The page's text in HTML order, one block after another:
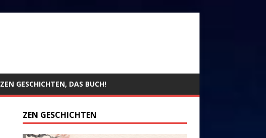
ZEN GESCHICHTEN, DAS BUCH!
ZEN GESCHICHTEN